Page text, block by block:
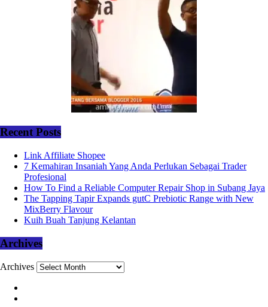
Recent Posts
Link Affiliate Shopee
7 Kemahiran Insaniah Yang Anda Perlukan Sebagai Trader
Profesional
How To Find a Reliable Computer Repair Shop in Subang Jaya
The Tapping Tapir Expands gutC Prebiotic Range with New
MixBerry Flavour
Kuih Buah Tanjung Kelantan
Archives
Archives